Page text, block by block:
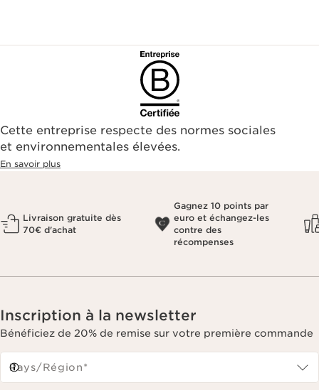
Cette entreprise respecte des normes sociales
et environnementales élevées.
En savoir plus
Livraison gratuite dès
70€ d'achat
Gagnez 10 points par
euro et échangez-les
contre des
récompenses
Inscription à la newsletter
Bénéficiez de 20% de remise sur votre première commande
Pays/Région*